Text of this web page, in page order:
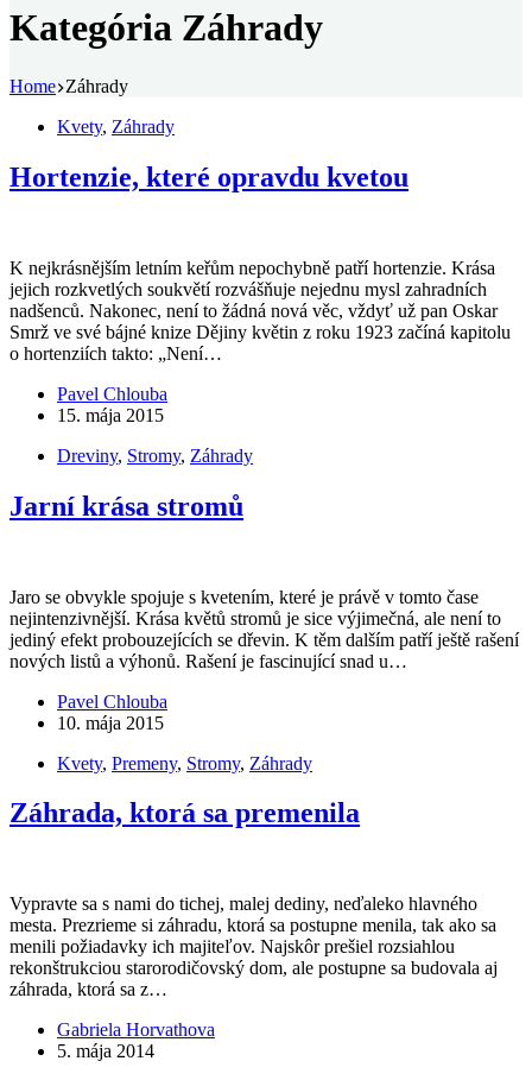
Kategória Záhrady
Home Záhrady
Kvety, Záhrady
Hortenzie, které opravdu kvetou
K nejkrásnějším letním keřům nepochybně patří hortenzie. Krása
jejich rozkvetlých soukvětí rozvášňuje nejednu mysl zahradních
nadšenců. Nakonec, není to žádná nová věc, vždyť už pan Oskar
Smrž ve své bájné knize Dějiny květin z roku 1923 začíná kapitolu
o hortenziích takto: „Není…
Pavel Chlouba
15. mája 2015
Dreviny, Stromy, Záhrady
Jarní krása stromů
Jaro se obvykle spojuje s kvetením, které je právě v tomto čase
nejintenzivnější. Krása květů stromů je sice výjimečná, ale není to
jediný efekt probouzejících se dřevin. K těm dalším patří ještě rašení
nových listů a výhonů. Rašení je fascinující snad u…
Pavel Chlouba
10. mája 2015
Kvety, Premeny, Stromy, Záhrady
Záhrada, ktorá sa premenila
Vypravte sa s nami do tichej, malej dediny, neďaleko hlavného
mesta. Prezrieme si záhradu, ktorá sa postupne menila, tak ako sa
menili požiadavky ich majiteľov. Najskôr prešiel rozsiahlou
rekonštrukciou starorodičovský dom, ale postupne sa budovala aj
záhrada, ktorá sa z…
Gabriela Horvathova
5. mája 2014